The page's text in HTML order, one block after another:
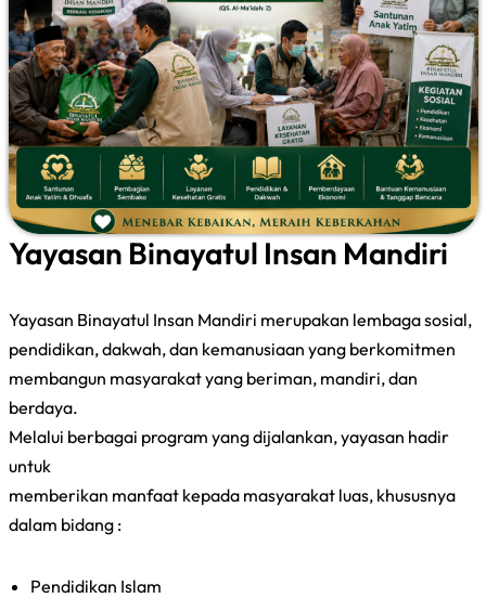
Yayasan Binayatul Insan Mandiri
Yayasan Binayatul Insan Mandiri merupakan lembaga sosial,
pendidikan, dakwah, dan kemanusiaan yang berkomitmen
membangun masyarakat yang beriman, mandiri, dan
berdaya.
Melalui berbagai program yang dijalankan, yayasan hadir
untuk
memberikan manfaat kepada masyarakat luas, khususnya
dalam bidang :
Pendidikan Islam